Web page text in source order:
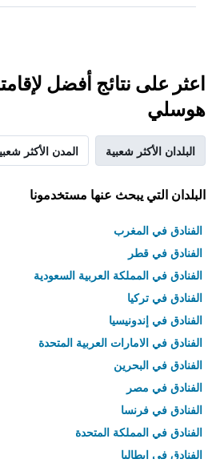
اعثر على نتائج أفضل
هوسلي
البلدان الأكثر شعبية المدن الأكثر
البلدان التي يبحث عنها مستخدمونا
الفنادق في المغرب
الفنادق في قطر
الفنادق في المملكة العربية السعودية
الفنادق في تركيا
الفنادق في إندونيسيا
الفنادق في الامارات العربية المتحدة
الفنادق في البحرين
الفنادق في مصر
الفنادق في فرنسا
الفنادق في المملكة المتحدة
الفنادق في إيطاليا